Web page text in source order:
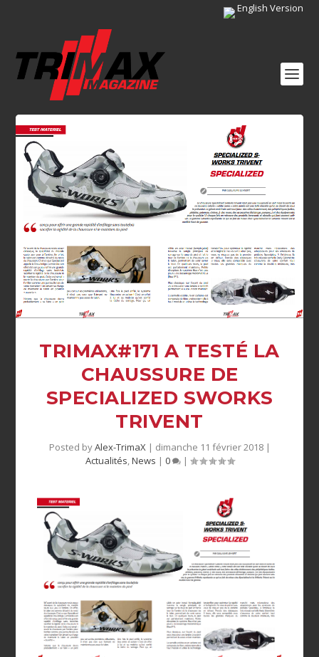
English Version
TRIMAX#171 A TESTÉ LA
CHAUSSURE DE
SPECIALIZED SWORKS
TRIVENT
Posted byAlex-TrimaX | dimanche 11 février 2018|
Actualités News | 0 |